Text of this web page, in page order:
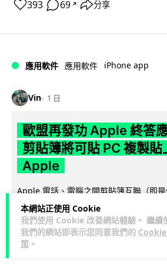
本網站正使用 Cookie
我們使用 Cookie 改善網站體驗。 繼續
我們的網站即表示您同意我們的
策 。
393 69 ↗ 分享
應用軟件 應用軟件 iPhone app
Vin 1 日
歐盟再發功 Apple 終答
剪貼簿將可貼 PC 複製貼
Apple
Apple 電話、電腦之間剪貼簿互聯（即
容，可在另一部 iPad, Mac 電腦貼上）
閱讀全文
244